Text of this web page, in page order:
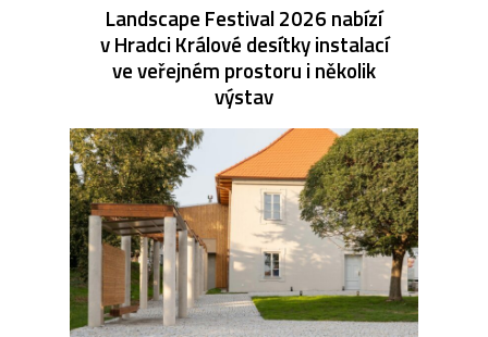
Landscape Festival 2026 nabízí
v Hradci Králové desítky instalací
ve veřejném prostoru i několik
výstav